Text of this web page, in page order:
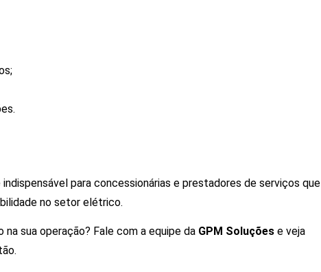
indispensável para concessionárias e prestadores de serviços que
no setor elétrico.
sua operação? Fale com a equipe da GPM Soluções e veja